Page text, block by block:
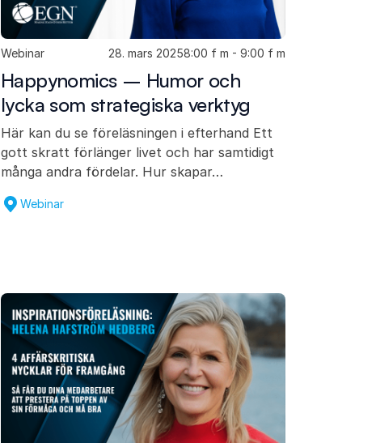
Webinar 28. mars 20258:00 f m - 9:00 f m
Happynomics – Humor och
lycka som strategiska verktyg
Här kan du se föreläsningen i efterhand Ett
gott skratt förlänger livet och har samtidigt
många andra fördelar. Hur skapar…
Webinar